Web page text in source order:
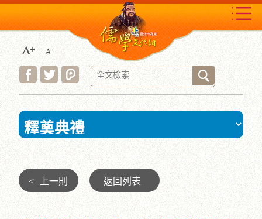
到
主
要
內
容
區
塊
:::
< 上一則 返回列表